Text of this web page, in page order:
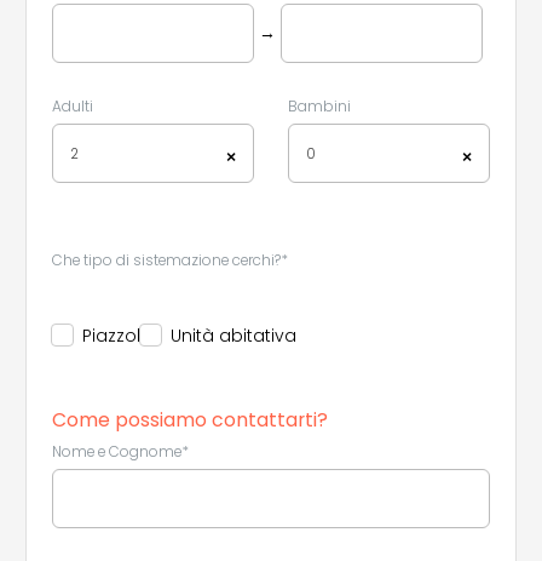
→
Adulti
×
2
Bambini
×
0
Che tipo di sistemazione cerchi?*
Piazzola Unità abitativa
Come possiamo contattarti?
Nome e Cognome*